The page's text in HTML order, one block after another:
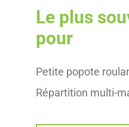
Le plus
pour
Petite popote
Répartition multi-